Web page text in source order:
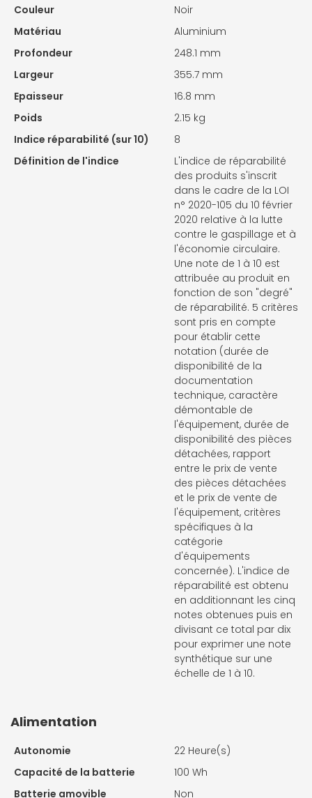
Couleur
Noir
Matériau
Aluminium
Profondeur
248.1 mm
Largeur
355.7 mm
Epaisseur
16.8 mm
Poids
2.15 kg
Indice réparabilité (sur 10)
8
Définition de l'indice
L'indice de réparabilité
des produits s'inscrit
dans le cadre de la LOI
n° 2020-105 du 10 février
2020 relative à la lutte
contre le gaspillage et à
l'économie circulaire.
Une note de 1 à 10 est
attribuée au produit en
fonction de son "degré"
de réparabilité. 5 critères
sont pris en compte
pour établir cette
notation (durée de
disponibilité de la
documentation
technique, caractère
démontable de
l'équipement, durée de
disponibilité des pièces
détachées, rapport
entre le prix de vente
des pièces détachées
et le prix de vente de
l'équipement, critères
spécifiques à la
catégorie
d'équipements
concernée). L'indice de
réparabilité est obtenu
en additionnant les cinq
notes obtenues puis en
divisant ce total par dix
pour exprimer une note
synthétique sur une
échelle de 1 à 10.
Alimentation
Autonomie
22 Heure(s)
Capacité de la batterie
100 Wh
Batterie amovible
Non